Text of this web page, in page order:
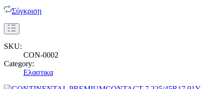
Σύγκριση
SKU:
CON-0002
Category:
Ελαστικα